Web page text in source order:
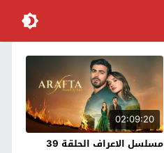
02:09:20
مسلسل الاعراف الحلقة 39